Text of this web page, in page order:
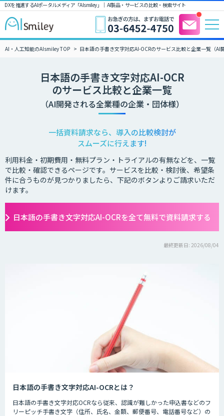
DXを推進するAIポータルメディア「AIsmiley」｜ AI製品・サービスの比較・検索サイト
AI・人工知能のAIsmiley TOP 日本語の手書き文字対応AI-OCRのサービス比較と企業一覧（
日本語の手書き文字対応AI-OCR
のサービス比較と企業一覧
（AI開発される全業種の企業・団体様）
一括資料請求なら、導入の比較検討が
スムーズに行えます!
利用料金・初期費用・無料プラン・トライアルの有無などを、一覧
で比較・確認できるページです。サービスを比較・検討後、希望条
件に合うものが見つかりましたら、下記のボタンよりご請求いただ
けます。
日本語の手書き文字対応AI-OCRを全て無料で資料請求する
最終更新日: 2026/08/04
日本語の手書き文字対応AI-OCRとは？
日本語の手書き文字対応OCRなら従来、認識が難しかった申込書などのフ
リーピッチ手書き文字（住所、氏名、金額、郵便番号、電話番号など）の